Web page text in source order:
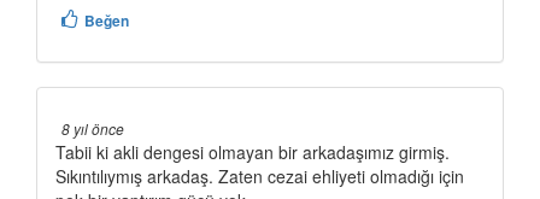
Beğen
8 yıl önce
Tabii ki akli dengesi olmayan bir arkadaşımız girmiş.
Sıkıntılıymış arkadaş. Zaten cezai ehliyeti olmadığı için